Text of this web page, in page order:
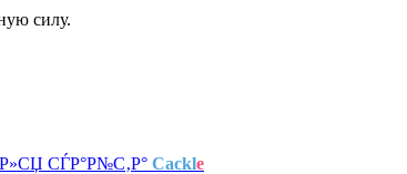
силу.
СЃР°Р№С‚Р° Cackle